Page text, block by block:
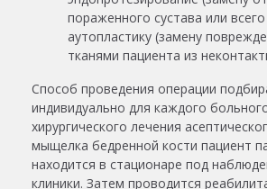
пораженного сустава или
аутопластику (замену
тканями пациента из
Способ проведения операции
индивидуально для каждого
хирургического лечения
мыщелка бедренной кости пациент
находится в стационаре под
клиники. Затем проводится